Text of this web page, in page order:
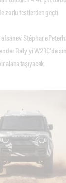
zorlu testlerden geçti.
Stéphane
Rally'yi W2RC'de
alana taşıyacak.